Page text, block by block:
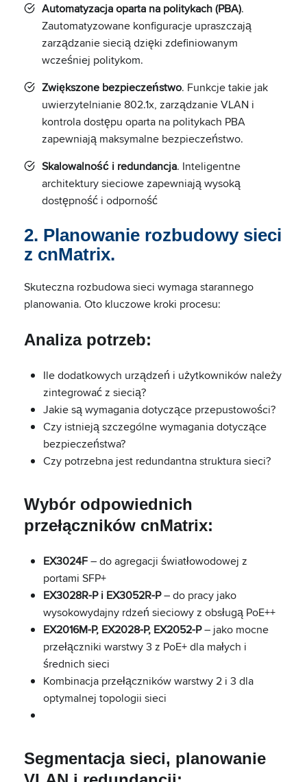
Automatyzacja oparta na politykach (PBA).
Zautomatyzowane konfiguracje upraszczają
zarządzanie siecią dzięki zdefiniowanym
wcześniej politykom.
Zwiększone bezpieczeństwo. Funkcje takie jak
uwierzytelnianie 802.1x, zarządzanie VLAN i
kontrola dostępu oparta na politykach PBA
zapewniają maksymalne bezpieczeństwo.
Skalowalność i redundancja. Inteligentne
architektury sieciowe zapewniają wysoką
dostępność i odporność
2. Planowanie rozbudowy sieci
z cnMatrix.
Skuteczna rozbudowa sieci wymaga starannego
planowania. Oto kluczowe kroki procesu:
Analiza potrzeb:
Ile dodatkowych urządzeń i użytkowników należy
zintegrować z siecią?
Jakie są wymagania dotyczące przepustowości?
Czy istnieją szczególne wymagania dotyczące
bezpieczeństwa?
Czy potrzebna jest redundantna struktura sieci?
Wybór odpowiednich
przełączników cnMatrix:
EX3024F– do agregacji światłowodowej z
portami SFP+
EX3028R-P i EX3052R-P– do pracy jako
wysokowydajny rdzeń sieciowy z obsługą PoE++
EX2016M-P, EX2028-P, EX2052-P– jako mocne
przełączniki warstwy 3 z PoE+ dla małych i
średnich sieci
Kombinacja przełączników warstwy 2 i 3 dla
optymalnej topologii sieci
Segmentacja sieci, planowanie